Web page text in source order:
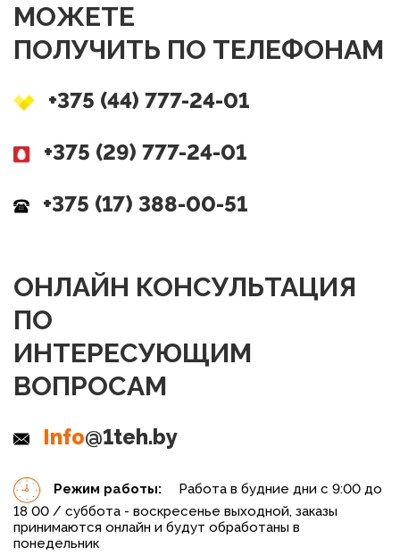
МОЖЕТЕ
ПОЛУЧИТЬ ПО ТЕЛЕФОНАМ
+375 (44) 777-24-01
+375 (29) 777-24-01
+375 (17) 388-00-51
ОНЛАЙН КОНСУЛЬТАЦИЯ
ПО
ИНТЕРЕСУЮЩИМ
ВОПРОСАМ
Info@1teh.by
Режим работы:
Работа в будние дни с 9:00 до
18 00 / суббота - воскресенье выходной, заказы
принимаются онлайн и будут обработаны в
понедельник